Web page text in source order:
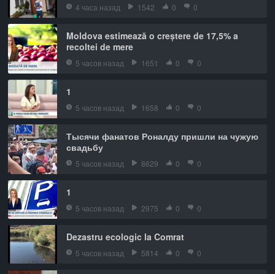
4 часа назад 1542 0 0
Moldova estimează o creștere de 17,5% a
recoltei de mere
5 часов назад 1651 0 0
1
5 часов назад 1658 0 0
Тысячи фанатов Роналду пришли на чужую
свадьбу
5 часов назад 8629 0 0
1
5 часов назад 2975 0 0
Dezastru ecologic la Comrat
5 часов назад 5814 0 0